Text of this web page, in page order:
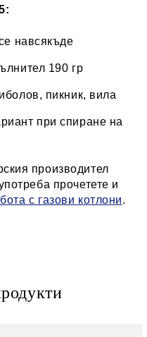
навсякъде
190 гр
пикник, вила
при спиране на
производител
прочетете и
с газови котлони.